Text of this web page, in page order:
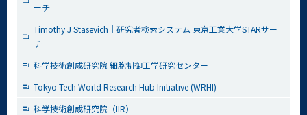
ーチ
Timothy J Stasevich｜研究者検索システム 東京工業大学STARサー
チ
科学技術創成研究院 細胞制御工学研究センター
Tokyo Tech World Research Hub Initiative (WRHI)
科学技術創成研究院（IIR）